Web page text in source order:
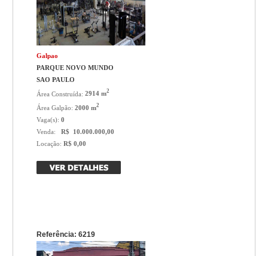
Galpao
PARQUE NOVO MUNDO
SAO PAULO
Área Construída:2914 m2
Área Galpão:2000 m2
Vaga(s):0
Venda:
R$ 10.000.000,00
Locação:R$ 0,00
Referência: 6219